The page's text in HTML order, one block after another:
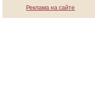
Реклама на сайте